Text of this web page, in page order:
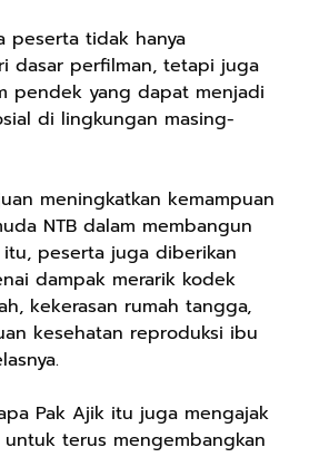
peserta tidak hanya
dasar perfilman, tetapi juga
pendek yang dapat menjadi
di lingkungan masing-
meningkatkan kemampuan
NTB dalam membangun
itu, peserta juga diberikan
dampak merarik kodek
kekerasan rumah tangga,
kesehatan reproduksi ibu
Pak Ajik itu juga mengajak
untuk terus mengembangkan